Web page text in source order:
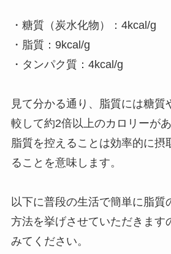
・糖質（炭水化物）：4kcal/g
・脂質：9kcal/g
・タンパク質：4kcal/g
見て分かる通り、脂質には糖質
較して約2倍以上のカロリーが
脂質を控えることは効率的に摂
ることを意味します。
以下に普段の生活で簡単に脂質
方法を挙げさせていただきます
みてください。